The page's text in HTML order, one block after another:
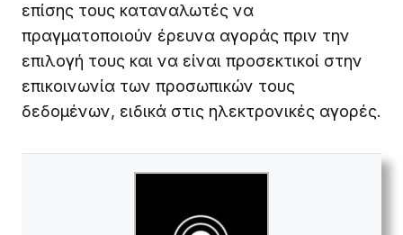
επίσης τους καταναλωτές να
πραγματοποιούν έρευνα αγοράς πριν την
επιλογή τους και να είναι προσεκτικοί στην
επικοινωνία των προσωπικών τους
δεδομένων, ειδικά στις ηλεκτρονικές αγορές.